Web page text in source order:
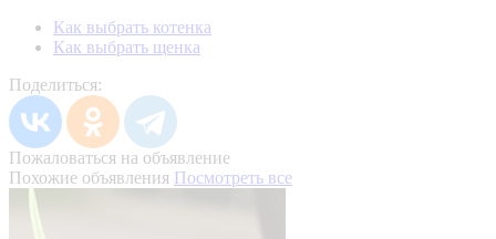
Как выбрать котенка
Как выбрать щенка
Поделиться:
Пожаловаться на объявление
Похожие объявления Посмотреть все